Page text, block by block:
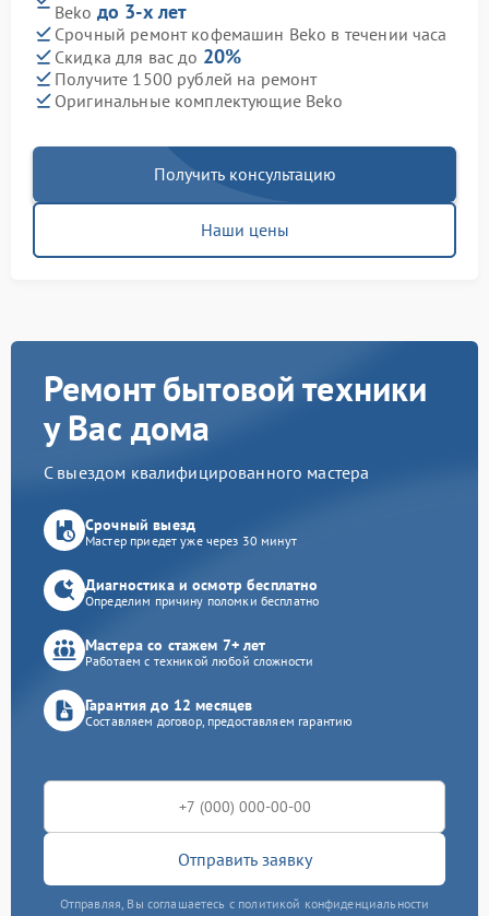
Beko до 3-х лет
Срочный ремонт кофемашин Beko в течении часа
Скидка для вас до 20%
Получите 1500 рублей на ремонт
Оригинальные комплектующие Beko
Получить консультацию
Наши цены
Ремонт бытовой техники
у Вас дома
С выездом квалифицированного мастера
Срочный выезд
Мастер приедет уже через 30 минут
Диагностика и осмотр бесплатно
Определим причину поломки бесплатно
Мастера со стажем 7+ лет
Работаем с техникой любой сложности
Гарантия до 12 месяцев
Составляем договор, предоставляем гарантию
Отправить заявку
Отправляя, Вы соглашаетесь с политикой конфиденциальности